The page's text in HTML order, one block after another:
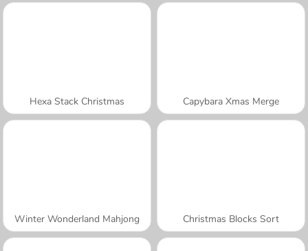
Hexa Stack Christmas Capybara Xmas Merge
Winter Wonderland Mahjong Christmas Blocks Sort